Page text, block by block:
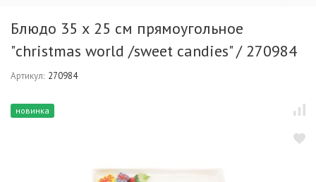
Блюдо 35 х 25 см прямоугольное
"christmas world /sweet candies" / 270984
Артикул: 270984
новинка